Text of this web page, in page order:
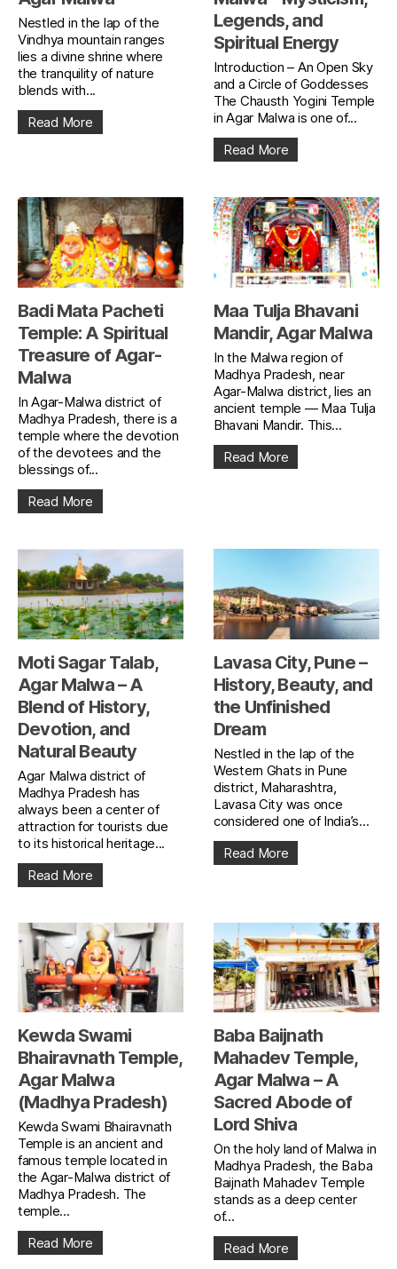
Nestled in the lap of the
Vindhya mountain ranges
lies a divine shrine where
the tranquility of nature
blends with...
Read More
Legends, and
Spiritual Energy
Introduction – An Open Sky
and a Circle of Goddesses
The Chausth Yogini Temple
in Agar Malwa is one of...
Read More
Badi Mata Pacheti
Temple: A Spiritual
Treasure of Agar-
Malwa
In Agar-Malwa district of
Madhya Pradesh, there is a
temple where the devotion
of the devotees and the
blessings of...
Read More
Maa Tulja Bhavani
Mandir, Agar Malwa
In the Malwa region of
Madhya Pradesh, near
Agar-Malwa district, lies an
ancient temple — Maa Tulja
Bhavani Mandir. This...
Read More
Moti Sagar Talab,
Agar Malwa – A
Blend of History,
Devotion, and
Natural Beauty
Agar Malwa district of
Madhya Pradesh has
always been a center of
attraction for tourists due
to its historical heritage...
Read More
Lavasa City, Pune –
History, Beauty, and
the Unfinished
Dream
Nestled in the lap of the
Western Ghats in Pune
district, Maharashtra,
Lavasa City was once
considered one of India’s...
Read More
Kewda Swami
Bhairavnath Temple,
Agar Malwa
(Madhya Pradesh)
Kewda Swami Bhairavnath
Temple is an ancient and
famous temple located in
the Agar-Malwa district of
Madhya Pradesh. The
temple...
Read More
Baba Baijnath
Mahadev Temple,
Agar Malwa – A
Sacred Abode of
Lord Shiva
On the holy land of Malwa in
Madhya Pradesh, the Baba
Baijnath Mahadev Temple
stands as a deep center
of...
Read More